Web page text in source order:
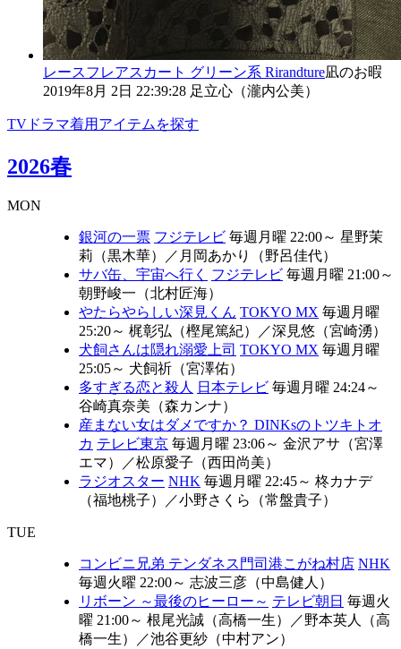
レースフレアスカート グリーン系 Rirandture凪のお暇
2019年8月 2日 22:39:28 足立心（瀧内公美）
TVドラマ着用アイテムを探す
2026春
MON
銀河の一票 フジテレビ 毎週月曜 22:00～ 星野茉
莉（黒木華）
／ 月岡あかり（野呂佳代）
サバ缶、宇宙へ行く
フジテレビ 毎週月曜 21:00～
朝野峻一（北村匠海）
やたらやらしい深見くん TOKYO MX 毎週月曜
25:20～ 梶彰弘（樫尾篤紀） ／深見悠（宮崎湧）
犬飼さんは隠れ溺愛上司 TOKYO MX 毎週月曜
25:05～ 犬飼祈（宮澤佑）
多すぎる恋と殺人 日本テレビ 毎週月曜 24:24～
谷崎真奈美（森カンナ）
産まない女はダメですか？ DINKsのトツキトオ
カ テレビ東京 毎週月曜 23:06～ 金沢アサ（宮澤
エマ）
／松原愛子（西田尚美）
ラジオスター NHK 毎週月曜 22:45～ 柊カナデ
（福地桃子）
／小野さくら（常盤貴子）
TUE
コンビニ兄弟 テンダネス門司港こがね村店 NHK
毎週火曜 22:00～ 志波三彦（中島健人）
リボーン ～最後のヒーロー～ テレビ朝日 毎週火
曜 21:00～ 根尾光誠（高橋一生） ／野本英人（高
橋一生）
／池谷更紗（中村アン）